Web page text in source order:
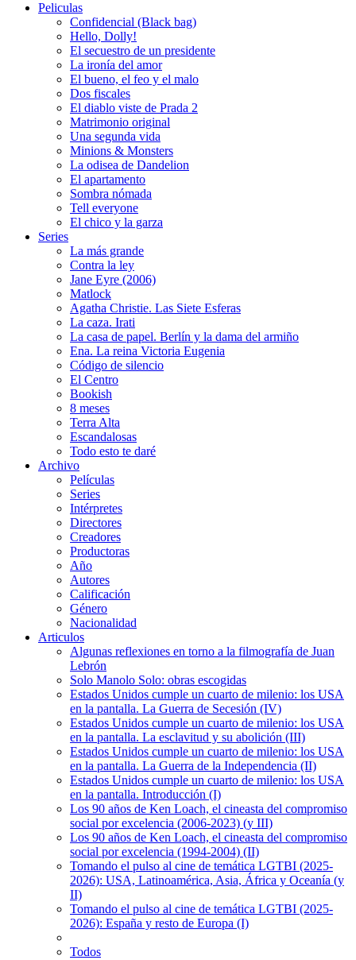
Peliculas
Confidencial (Black bag)
Hello, Dolly!
El secuestro de un presidente
La ironía del amor
El bueno, el feo y el malo
Dos fiscales
El diablo viste de Prada 2
Matrimonio original
Una segunda vida
Minions & Monsters
La odisea de Dandelion
El apartamento
Sombra nómada
Tell everyone
El chico y la garza
Series
La más grande
Contra la ley
Jane Eyre (2006)
Matlock
Agatha Christie. Las Siete Esferas
La caza. Irati
La casa de papel. Berlín y la dama del armiño
Ena. La reina Victoria Eugenia
Código de silencio
El Centro
Bookish
8 meses
Terra Alta
Escandalosas
Todo esto te daré
Archivo
Películas
Series
Intérpretes
Directores
Creadores
Productoras
Año
Autores
Calificación
Género
Nacionalidad
Articulos
Algunas reflexiones en torno a la filmografía de Juan
Lebrón
Solo Manolo Solo: obras escogidas
Estados Unidos cumple un cuarto de milenio: los USA
en la pantalla. La Guerra de Secesión (IV)
Estados Unidos cumple un cuarto de milenio: los USA
en la pantalla. La esclavitud y su abolición (III)
Estados Unidos cumple un cuarto de milenio: los USA
en la pantalla. La Guerra de la Independencia (II)
Estados Unidos cumple un cuarto de milenio: los USA
en la pantalla. Introducción (I)
Los 90 años de Ken Loach, el cineasta del compromiso
social por excelencia (2006-2023) (y III)
Los 90 años de Ken Loach, el cineasta del compromiso
social por excelencia (1994-2004) (II)
Tomando el pulso al cine de temática LGTBI (2025-
2026): USA, Latinoamérica, Asia, África y Oceanía (y
II)
Tomando el pulso al cine de temática LGTBI (2025-
2026): España y resto de Europa (I)
Todos